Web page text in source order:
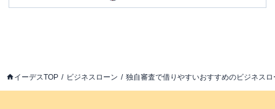
イーデスTOP ビジネスローン 独自審査で借りやすいおすすめのビジネス